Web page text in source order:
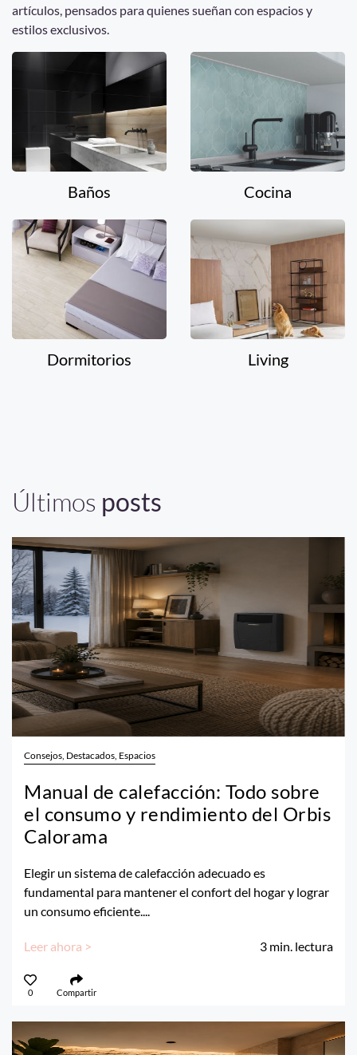
artículos, pensados para quienes sueñan con espacios y
estilos exclusivos.
Baños Cocina
Dormitorios Living
Últimos posts
Consejos, Destacados, Espacios
Manual de calefacción: Todo sobre
el consumo y rendimiento del Orbis
Calorama
Elegir un sistema de calefacción adecuado es
fundamental para mantener el confort del hogar y lograr
un consumo eficiente....
Leer ahora > 3 min. lectura
0 Compartir